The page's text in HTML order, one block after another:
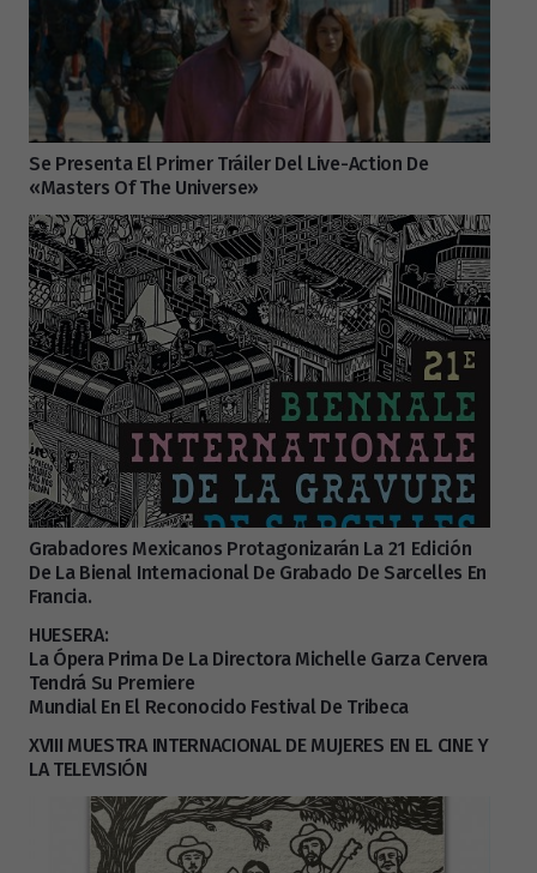
Se Presenta El Primer Tráiler Del Live-Action De
«Masters Of The Universe»
Grabadores Mexicanos Protagonizarán La 21 Edición
De La Bienal Internacional De Grabado De Sarcelles En
Francia.
HUESERA:
La Ópera Prima De La Directora Michelle Garza Cervera
Tendrá Su Premiere
Mundial En El Reconocido Festival De Tribeca
XVIII MUESTRA INTERNACIONAL DE MUJERES EN EL CINE Y
LA TELEVISIÓN